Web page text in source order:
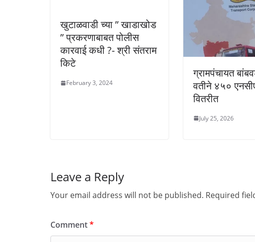
खुटाळवाडी च्या ” खाडाखोड
” प्रकरणाबाबत पोलीस
कारवाई कधी ?- श्री संतराम
किटे
February 3, 2024
ग्रामपंचायत
वतीने ४५०
वितरीत
July 25, 2026
Leave a Reply
Your email address will not be published. Required
Comment*